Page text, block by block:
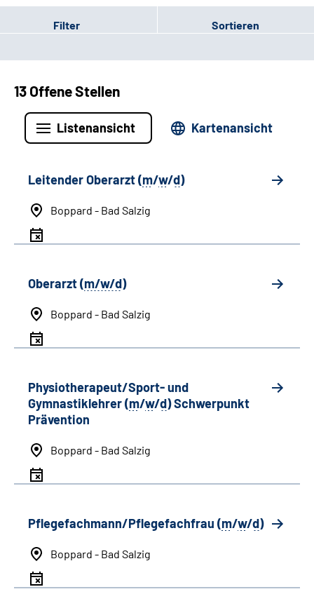
Filter Sortieren
13 Offene Stellen
Listenansicht Kartenansicht
Leitender Oberarzt (m/w/d)
Boppard - Bad Salzig
Oberarzt (m/w/d)
Boppard - Bad Salzig
Physiotherapeut/Sport- und
Gymnastiklehrer (m/w/d) Schwerpunkt
Prävention
Boppard - Bad Salzig
Pflegefachmann/Pflegefachfrau (m/w/d)
Boppard - Bad Salzig